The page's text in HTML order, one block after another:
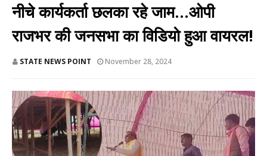
नीचे कार्यकर्ता छलका रहे जाम...ओपी
राजभर की जनसभा का विडियो हुआ वायरल!
STATE NEWS POINT November 28, 2024